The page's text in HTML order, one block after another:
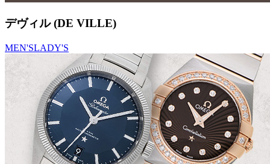
デヴィル (DE VILLE)
MEN'SLADY'S